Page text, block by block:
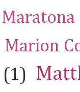
Maratona
Marion
(1)